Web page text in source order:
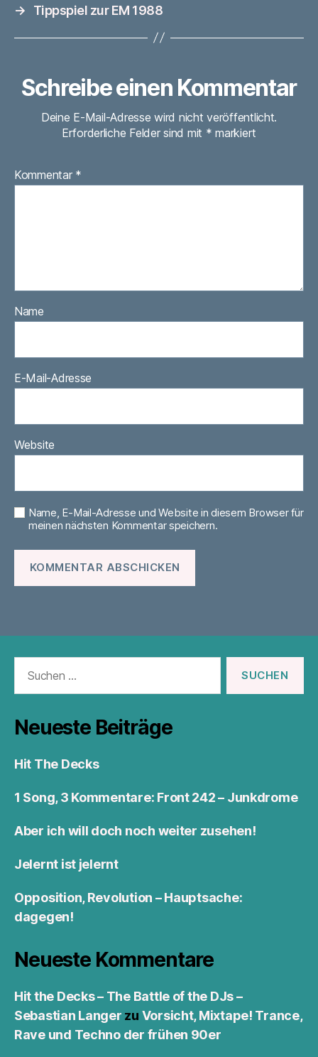
→ Tippspiel zur EM 1988
Schreibe einen Kommentar
Deine E-Mail-Adresse wird nicht veröffentlicht.
Erforderliche Felder sind mit * markiert
Kommentar *
Name
E-Mail-Adresse
Website
Name, E-Mail-Adresse und Website in diesem Browser für
meinen nächsten Kommentar speichern.
nach:
Neueste Beiträge
Hit The Decks
1 Song, 3 Kommentare: Front 242 – Junkdrome
Aber ich will doch noch weiter zusehen!
Jelernt ist jelernt
Opposition, Revolution – Hauptsache:
dagegen!
Neueste Kommentare
Hit the Decks – The Battle of the DJs –
Sebastian Langer zu Vorsicht, Mixtape! Trance,
Rave und Techno der frühen 90er